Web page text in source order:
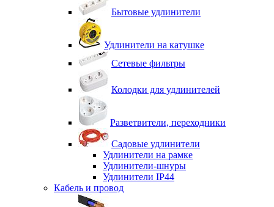
Бытовые удлинители
Удлинители на катушке
Сетевые фильтры
Колодки для удлинителей
Разветвители, переходники
Садовые удлинители
Удлинители на рамке
Удлинители-шнуры
Удлинители IP44
Кабель и провод